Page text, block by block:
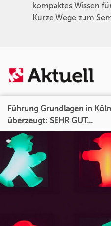
kompaktes Wissen
Kurze Wege zum
Führung Grundlagen in
überzeugt: SEHR GUT...